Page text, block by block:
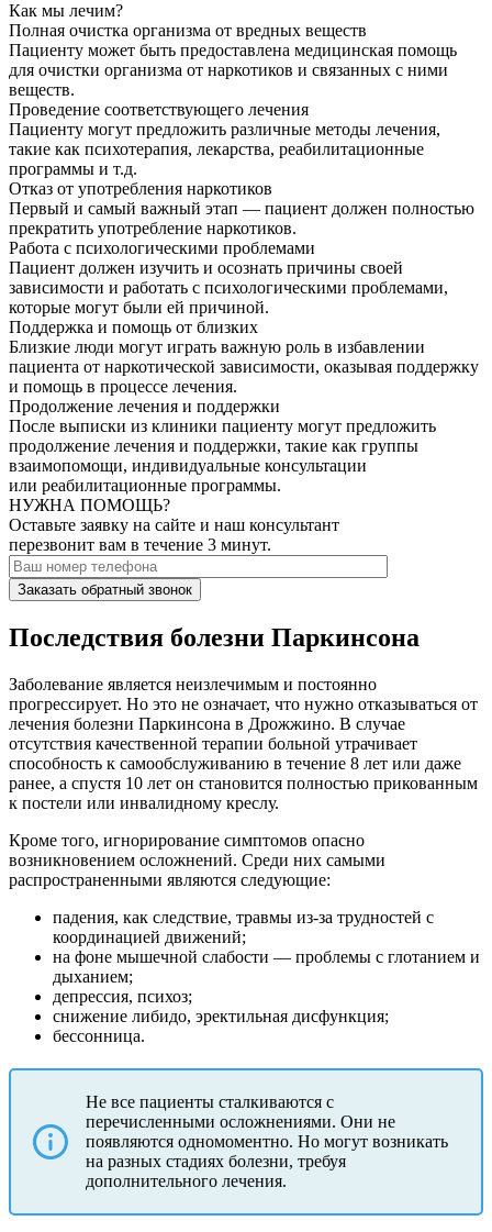
Как мы лечим?
Полная очистка организма от вредных веществ
Пациенту может быть предоставлена медицинская помощь
для очистки организма от наркотиков и связанных с ними
веществ.
Проведение соответствующего лечения
Пациенту могут предложить различные методы лечения,
такие как психотерапия, лекарства, реабилитационные
программы и т.д.
Отказ от употребления наркотиков
Первый и самый важный этап — пациент должен полностью
прекратить употребление наркотиков.
Работа с психологическими проблемами
Пациент должен изучить и осознать причины своей
зависимости и работать с психологическими проблемами,
которые могут были ей причиной.
Поддержка и помощь от близких
Близкие люди могут играть важную роль в избавлении
пациента от наркотической зависимости, оказывая поддержку
и помощь в процессе лечения.
Продолжение лечения и поддержки
После выписки из клиники пациенту могут предложить
продолжение лечения и поддержки, такие как группы
взаимопомощи, индивидуальные консультации
или реабилитационные программы.
НУЖНА ПОМОЩЬ?
Оставьте заявку на сайте и наш консультант
перезвонит вам в течение 3 минут.
Заказать обратный звонок
Последствия болезни Паркинсона
Заболевание является неизлечимым и постоянно
прогрессирует. Но это не означает, что нужно отказываться от
лечения болезни Паркинсона в Дрожжино. В случае
отсутствия качественной терапии больной утрачивает
способность к самообслуживанию в течение 8 лет или даже
ранее, а спустя 10 лет он становится полностью прикованным
к постели или инвалидному креслу.
Кроме того, игнорирование симптомов опасно
возникновением осложнений. Среди них самыми
распространенными являются следующие:
падения, как следствие, травмы из-за трудностей с
координацией движений;
на фоне мышечной слабости — проблемы с глотанием и
дыханием;
депрессия, психоз;
снижение либидо, эректильная дисфункция;
бессонница.
Не все пациенты сталкиваются с
перечисленными осложнениями. Они не
появляются одномоментно. Но могут возникать
на разных стадиях болезни, требуя
дополнительного лечения.